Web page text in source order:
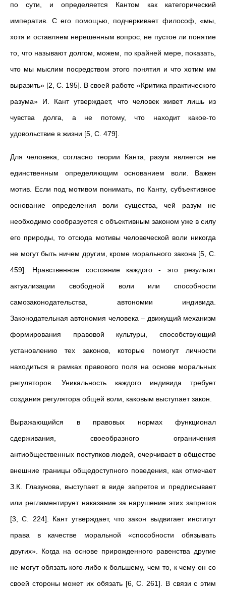
по сути, и определяется Кантом как категорический
императив. С его помощью, подчеркивает философ, «мы,
хотя и оставляем нерешенным вопрос, не пустое ли понятие
то, что называют долгом, можем, по крайней мере, показать,
что мы мыслим посредством этого понятия и что хотим им
выразить» [2, С. 195]. В своей работе «Критика практического
разума» И. Кант утверждает, что человек живет лишь из
чувства долга, а не потому, что находит какое-то
удовольствие в жизни [5, С. 479].
Для человека, согласно теории Канта, разум является не
единственным определяющим основанием воли. Важен
мотив. Если под мотивом понимать, по Канту, субъективное
основание определения воли существа, чей разум не
необходимо сообразуется с объективным законом уже в силу
его природы, то отсюда мотивы человеческой воли никогда
не могут быть ничем другим, кроме морального закона [5, С.
459]. Нравственное состояние каждого - это результат
актуализации свободной воли или способности
самозаконодательства, автономии индивида.
Законодательная автономия человека – движущий механизм
формирования правовой культуры, способствующий
установлению тех законов, которые помогут личности
находиться в рамках правового поля на основе моральных
регуляторов. Уникальность каждого индивида требует
создания регулятора общей воли, каковым выступает закон.
Выражающийся в правовых нормах функционал
сдерживания, своеобразного ограничения
антиобщественных поступков людей, очерчивает в обществе
внешние границы общедоступного поведения, как отмечает
З.К. Глазунова, выступает в виде запретов и предписывает
или регламентирует наказание за нарушение этих запретов
[3, С. 224]. Кант утверждает, что закон выдвигает институт
права в качестве моральной «способности обязывать
других». Когда на основе прирожденного равенства другие
не могут обязать кого-либо к большему, чем то, к чему он со
своей стороны может их обязать [6, С. 261]. В связи с этим